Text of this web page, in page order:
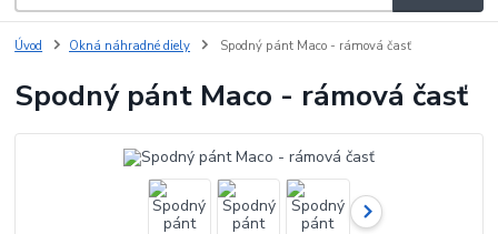
Úvod Okná náhradné diely Spodný pánt Maco - rámová časť
Spodný pánt Maco - rámová časť